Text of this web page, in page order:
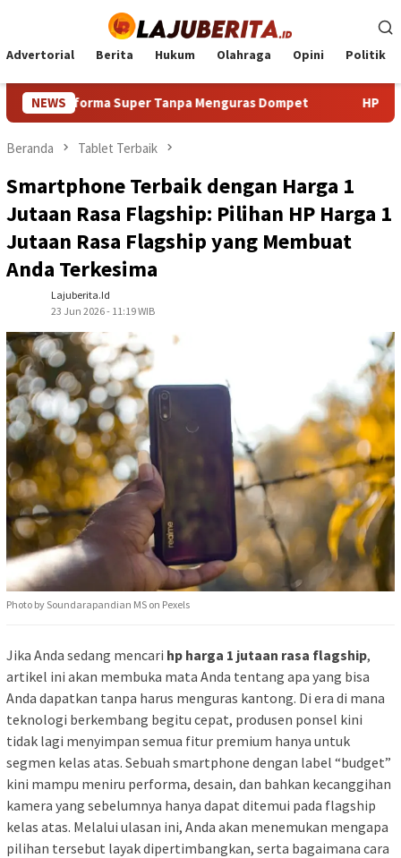
konten
Advertorial Berita Hukum Olahraga Opini Politik
NEWS
Tanpa Menguras Dompet HP Android Terbaik 2024:
Beranda Tablet Terbaik
Smartphone Terbaik dengan Harga 1
Jutaan Rasa Flagship: Pilihan HP Harga 1
Jutaan Rasa Flagship yang Membuat
Anda Terkesima
Lajuberita.id
23 Jun 2026 - 11:19 WIB
Photo by Soundarapandian MS on Pexels
Jika Anda sedang mencari hp harga 1 jutaan rasa flagship,
artikel ini akan membuka mata Anda tentang apa yang bisa
Anda dapatkan tanpa harus menguras kantong. Di era di mana
teknologi berkembang begitu cepat, produsen ponsel kini
tidak lagi menyimpan semua fitur premium hanya untuk
segmen kelas atas. Sebuah smartphone dengan label “budget”
kini mampu meniru performa, desain, dan bahkan kecanggihan
kamera yang sebelumnya hanya dapat ditemui pada flagship
kelas atas. Melalui ulasan ini, Anda akan menemukan mengapa
pilihan tersebut layak dipertimbangkan, serta bagaimana cara